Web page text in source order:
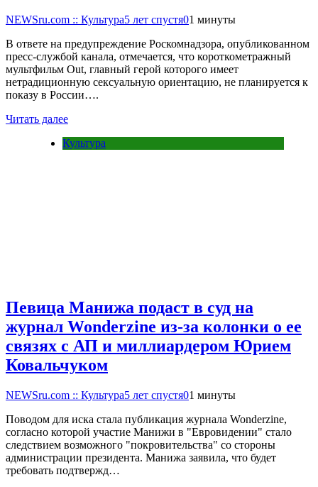
NEWSru.com :: Культура5 лет спустя01 минуты
В ответе на предупреждение Роскомнадзора, опубликованном
пресс-службой канала, отмечается, что короткометражный
мультфильм Out, главный герой которого имеет
нетрадиционную сексуальную ориентацию, не планируется к
показу в России….
Читать далее
Культура
Певица Манижа подаст в суд на
журнал Wonderzine из-за колонки о ее
связях с АП и миллиардером Юрием
Ковальчуком
NEWSru.com :: Культура5 лет спустя01 минуты
Поводом для иска стала публикация журнала Wonderzine,
согласно которой участие Манижи в "Евровидении" стало
следствием возможного "покровительства" со стороны
администрации президента. Манижа заявила, что будет
требовать подтвержд…